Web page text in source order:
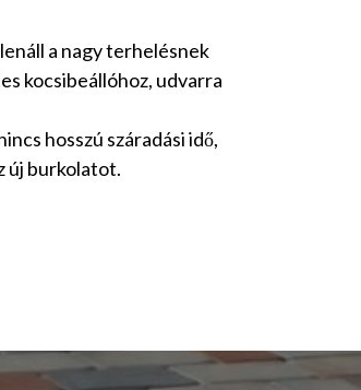
a nagy terhelésnek
kocsibeállóhoz, udvarra
hosszú száradási idő,
új burkolatot.